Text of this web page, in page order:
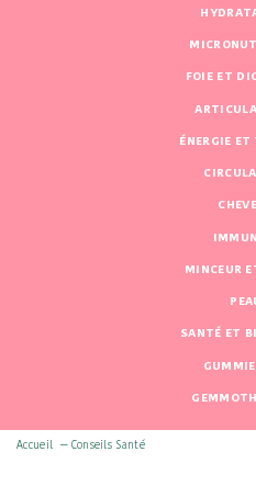
FOIE ET
ÉNERGIE
MINCEUR
SANTÉ ET
Accueil — Conseils Santé